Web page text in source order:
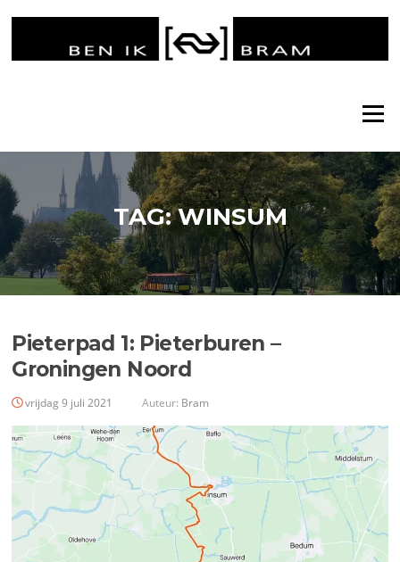
Menu
TAG:WINSUM
Pieterpad 1: Pieterburen –
Groningen Noord
vrijdag 9 juli 2021 Auteur: Bram